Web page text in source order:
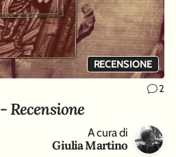
RECENSIONE
2
Recensione
A cura di
Giulia Martino